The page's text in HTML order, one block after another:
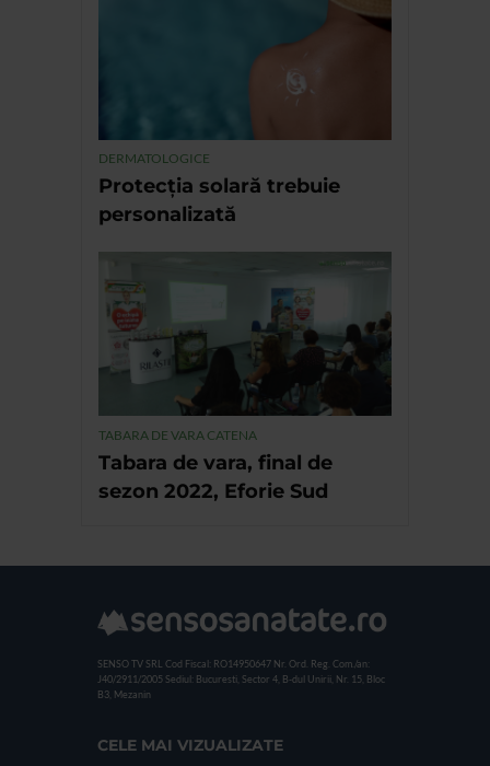
DERMATOLOGICE
Protecția solară trebuie
personalizată
TABARA DE VARA CATENA
Tabara de vara, final de
sezon 2022, Eforie Sud
SENSO TV SRL Cod Fiscal: RO14950647 Nr. Ord. Reg. Com./an:
J40/2911/2005 Sediul: Bucuresti, Sector 4, B-dul Unirii, Nr. 15, Bloc
B3, Mezanin
CELE MAI VIZUALIZATE